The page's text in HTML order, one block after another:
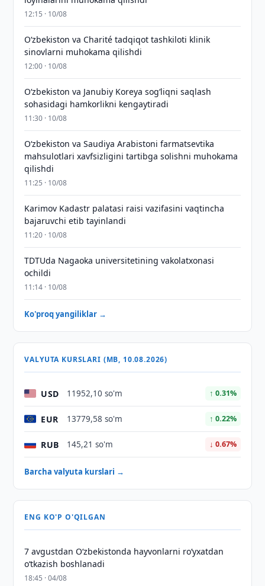
12:15 · 10/08
Oʻzbekiston va Charité tadqiqot tashkiloti klinik
sinovlarni muhokama qilishdi
12:00 · 10/08
Oʻzbekiston va Janubiy Koreya sogʻliqni saqlash
sohasidagi hamkorlikni kengaytiradi
11:30 · 10/08
Oʻzbekiston va Saudiya Arabistoni farmatsevtika
mahsulotlari xavfsizligini tartibga solishni muhokama
qilishdi
11:25 · 10/08
Karimov Kadastr palatasi raisi vazifasini vaqtincha
bajaruvchi etib tayinlandi
11:20 · 10/08
TDTUda Nagaoka universitetining vakolatxonasi
ochildi
11:14 · 10/08
Ko'proq yangiliklar →
VALYUTA KURSLARI (MB, 10.08.2026)
USD 11952,10 so'm ↑ 0.31%
EUR 13779,58 so'm ↑ 0.22%
RUB 145,21 so'm ↓ 0.67%
Barcha valyuta kurslari →
ENG KO'P O'QILGAN
7 avgustdan O‘zbekistonda hayvonlarni ro‘yxatdan
o‘tkazish boshlanadi
18:45 · 04/08